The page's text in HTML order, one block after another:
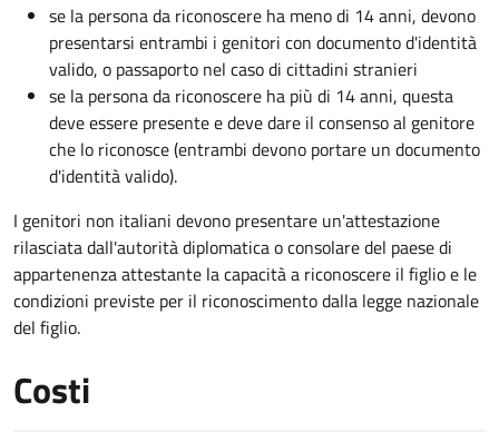
se la persona da riconoscere ha meno di 14 anni, devono
presentarsi entrambi i genitori con documento d'identità
valido, o passaporto nel caso di cittadini stranieri
se la persona da riconoscere ha più di 14 anni, questa
deve essere presente e deve dare il consenso al genitore
che lo riconosce (entrambi devono portare un documento
d'identità valido).
I genitori non italiani devono presentare un'attestazione
rilasciata dall'autorità diplomatica o consolare del paese di
appartenenza attestante la capacità a riconoscere il figlio e le
condizioni previste per il riconoscimento dalla legge nazionale
del figlio.
Costi